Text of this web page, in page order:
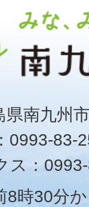
南九州
0993-83-
ス：
8時30分